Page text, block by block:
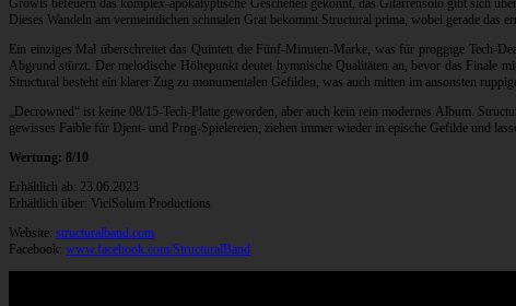
Growls befeuern das komplex-apokalyptische Geschehen gekonnt, das Gitarrensolo gibt sich
Dieses Wandeln am vermeintlichen schmalen Grat bekommt Structural prima, wobei gerade das
Ein einziges Mal überschreitet das Quintett die Fünf-Minuten-Marke, was für proggige Tech-
Abgrund stürzt. Der melodische Höhepunkt deutet hymnische Qualitäten an, bevor das Finale
Structural besteht ein klarer Zug zu monumentalen Gefilden, was auch mitten im ansonsten
„Decrowned“ ist keine 08/15-Tech-Platte geworden, aber auch kein rein modernes Album.
gewisses Faible für Djent- und Prog-Spielereien, ziehen immer wieder in epische Gefilde und
Wertung: 8/10
Erhältlich ab: 23.06.2023
Erhältlich über: ViciSolum Productions
Website: structuralband.com
Facebook: www.facebook.com/StructuralBand